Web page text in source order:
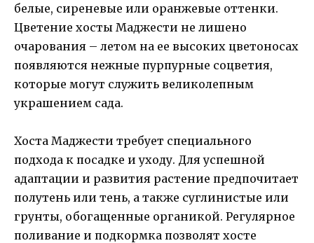
белые, сиреневые или оранжевые оттенки.
Цветение хосты Маджести не лишено
очарования – летом на ее высоких цветоносах
появляются нежные пурпурные соцветия,
которые могут служить великолепным
украшением сада.
Хоста Маджести требует специального
подхода к посадке и уходу. Для успешной
адаптации и развития растение предпочитает
полутень или тень, а также суглинистые или
грунты, обогащенные органикой. Регулярное
поливание и подкормка позволят хосте